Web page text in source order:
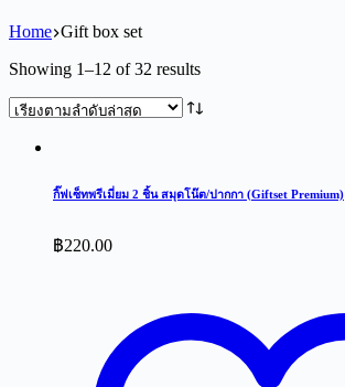
Home Gift box set
Showing 1–12 of 32 resultsSorted
latest
กิ๊ฟเซ็ทพรีเมี่ยม 2 ชิ้น สมุดโน๊ต/ปากกา (Giftset Premium)
฿220.00